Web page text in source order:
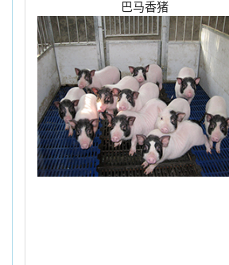
巴马香猪